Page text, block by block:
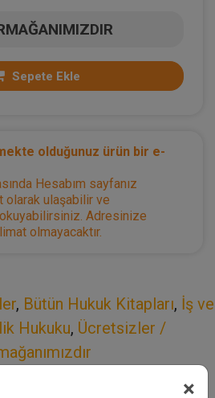
×
Sepete Ekle
olduğunuz ürün bir e-
Hesabım sayfanız
olarak ulaşabilir ve
okuyabilirsiniz. Adresinize
olmayacaktır.
, Bütün Hukuk Kitapları, İş ve
Hukuku, Ücretsizler /